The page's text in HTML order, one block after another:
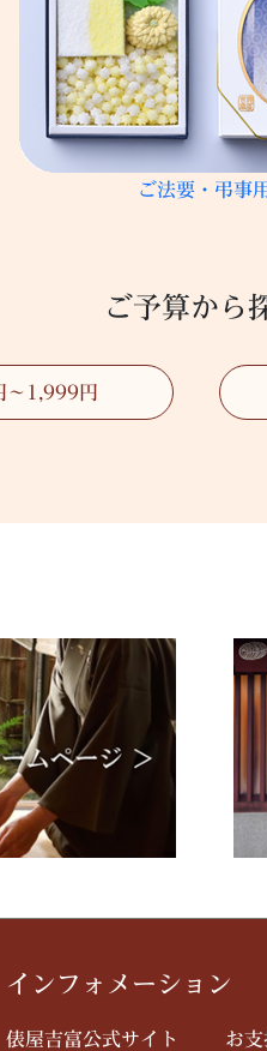
ご法要・弔事
ご予算から
～1,999円
インフォメーション
俵屋吉富公式サイト お